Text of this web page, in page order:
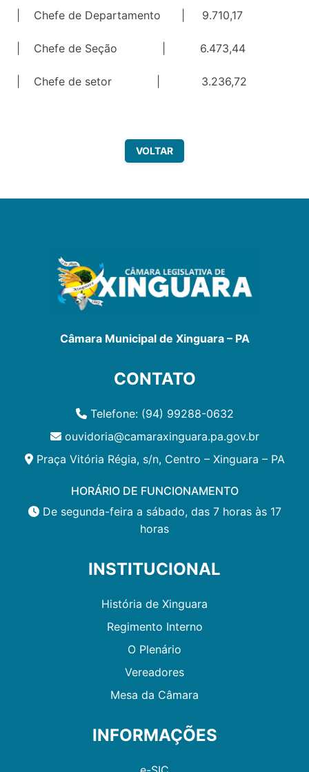
| Chefe de Departamento | 9.710,17
| Chefe de Seção | 6.473,44
| Chefe de setor | 3.236,72
VOLTAR
Câmara Municipal de Xinguara – PA
CONTATO
Telefone: (94) 99288-0632
ouvidoria@camaraxinguara.pa.gov.br
Praça Vitória Régia, s/n, Centro – Xinguara – PA
HORÁRIO DE FUNCIONAMENTO
De segunda-feira a sábado, das 7 horas às 17
horas
INSTITUCIONAL
História de Xinguara
Regimento Interno
O Plenário
Vereadores
Mesa da Câmara
INFORMAÇÕES